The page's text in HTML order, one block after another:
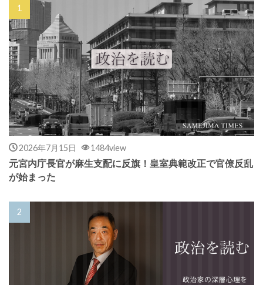
2026年7月15日 1484view
元宮内庁長官が麻生支配に反旗！皇室典範改正で官僚反乱
が始まった